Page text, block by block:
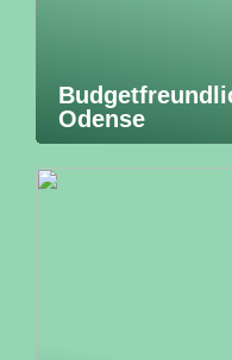
Odense